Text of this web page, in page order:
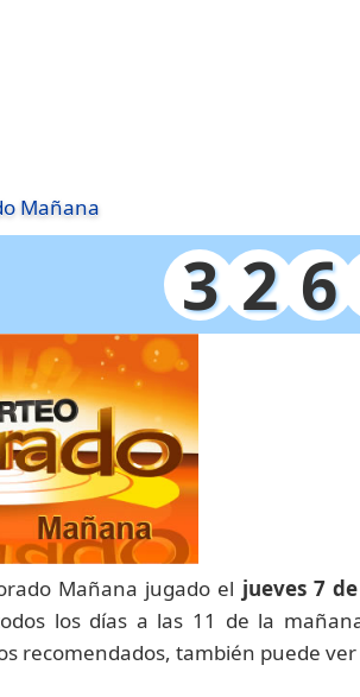
Mañana
3 2 6
Mañana jugado el jueves 7
los días a las 11 de la
recomendados, también puede